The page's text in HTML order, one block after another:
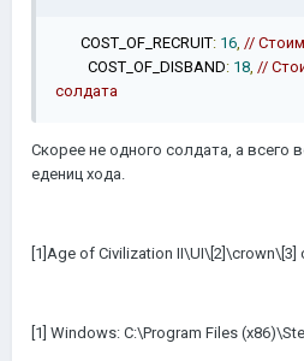
COST_OF_RECRUIT: 16, //
COST_OF_DISBAND: 18, //
солдата
Скорее не одного солдата, а всего
едениц хода.
[1]Age of Civilization II\UI\[2]\crown\[3]
[1] Windows: C:\Program Files